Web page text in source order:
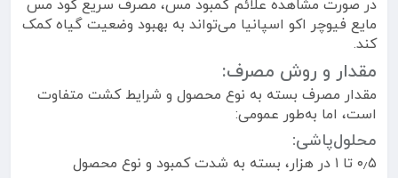
در صورت مشاهده علائم کمبود مس، مصرف سریع کود مس
مایع فیوچر اکو اسپانیا می‌تواند به بهبود وضعیت گیاه کمک
کند.
مقدار و روش مصرف:
مقدار مصرف بسته به نوع محصول و شرایط کشت متفاوت
است، اما به‌طور عمومی:
محلول‌پاشی:
۰٫۵ تا ۱ در هزار، بسته به شدت کمبود و نوع محصول